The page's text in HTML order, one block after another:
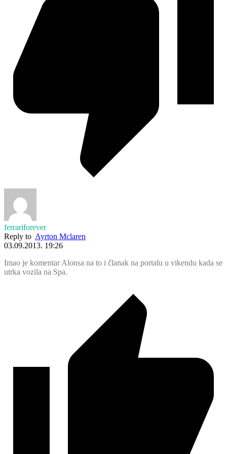
ferrariforever
Reply to Ayrton Mclaren
03.09.2013. 19:26
Imao je komentar Alonsa na to i članak na portalu u vikendu kada se
utrka vozila na Spa.